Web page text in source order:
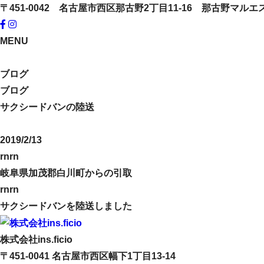
〒451-0042 名古屋市西区那古野2丁目11-16 那古野マルエ
MENU
ブログ
ブログ
サクシードバンの陸送
2019/2/13
rnrn
岐阜県加茂郡白川町からの引取
rnrn
サクシードバンを陸送しました
株式会社ins.ficio
〒451-0041 名古屋市西区幅下1丁目13-14